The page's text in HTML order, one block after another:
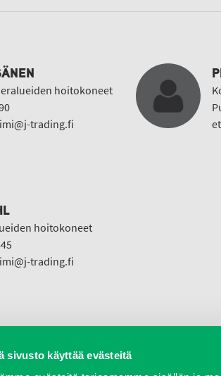
sivusto käyttää evästeitä
hoitokoneet
trading.fi
hoitokoneet
trading.fi
Huolto ja varaosat